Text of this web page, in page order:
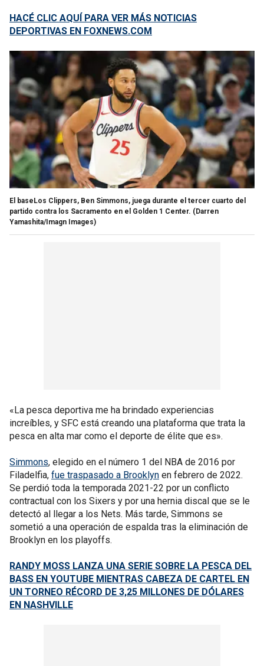
HACÉ CLIC AQUÍ PARA VER MÁS NOTICIAS
DEPORTIVAS EN FOXNEWS.COM
El baseLos Clippers, Ben Simmons, juega durante el tercer cuarto del
partido contra los Sacramento en el Golden 1 Center. (Darren
Yamashita/Imagn Images)
«La pesca deportiva me ha brindado experiencias
increíbles, y SFC está creando una plataforma que trata la
pesca en alta mar como el deporte de élite que es».
Simmons, elegido en el número 1 del NBA de 2016 por
Filadelfia, fue traspasado a Brooklyn en febrero de 2022.
Se perdió toda la temporada 2021-22 por un conflicto
contractual con los Sixers y por una hernia discal que se le
detectó al llegar a los Nets. Más tarde, Simmons se
sometió a una operación de espalda tras la eliminación de
Brooklyn en los playoffs.
RANDY MOSS LANZA UNA SERIE SOBRE LA PESCA DEL
BASS EN YOUTUBE MIENTRAS CABEZA DE CARTEL EN
UN TORNEO RÉCORD DE 3,25 MILLONES DE DÓLARES
EN NASHVILLE